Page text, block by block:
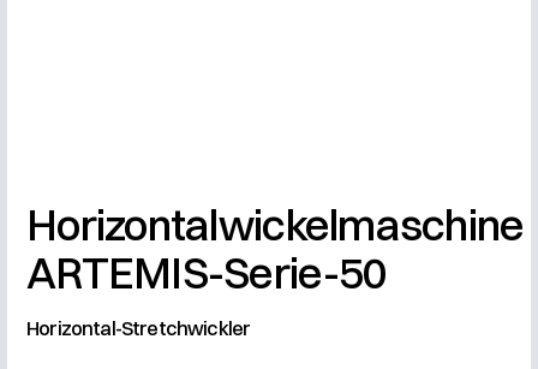
Horizontalwickelmaschine
ARTEMIS-Serie-50
Horizontal-Stretchwickler